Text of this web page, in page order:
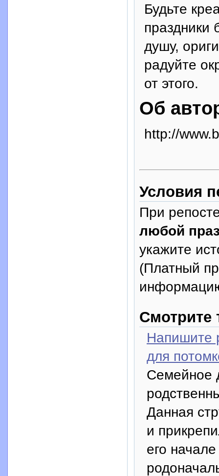
Будьте
праздники
душу,
радуйте
от этого.
Об
http://
Условия
При
любой
укажите
(Платный
Смотрите
Напишите
для
Семейное
Данная
и
его